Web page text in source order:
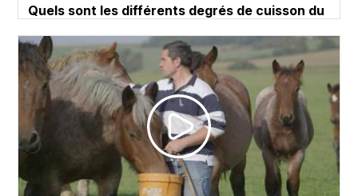
Quels sont les différents degrés de cuisson du